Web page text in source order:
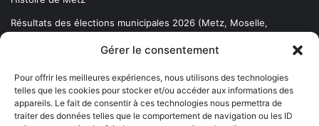
Gérer le consentement
Pour offrir les meilleures expériences, nous utilisons des technologies
telles que les cookies pour stocker et/ou accéder aux informations des
appareils. Le fait de consentir à ces technologies nous permettra de
traiter des données telles que le comportement de navigation ou les ID
Résultats des élections municipales 2026 (Metz, Moselle,
Newsletter gratuite